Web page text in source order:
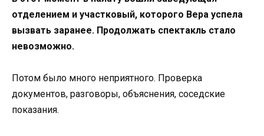
отделением и участковый, которого Вера успела
вызвать заранее. Продолжать спектакль стало
невозможно.
Потом было много неприятного. Проверка
документов, разговоры, объяснения, соседские
показания.